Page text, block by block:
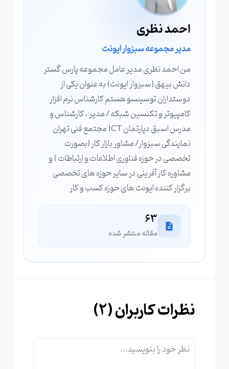
احمد نظری
مدیر مجموعه سبزوار ایونت
من احمد نظری مدیر عامل مجموعه پارس گستر
دانش بیهق (سبزوار ایونت) به عنوان یکی از
دوستداران توسینسو هستم کارشناس نرم افزار
کامپیوتر و تکنسین شبکه / مدیر ، کارشناس و
مدرس اسبق دپارتمان ICT مجتمع فنی تهران
نمایندگی سبزوار/ مشاور بازار کار (بصورت
تخصصی در حوزه فناوری اطلاعات و ارتباطات ) و
مشاوره کار آفرینی در سایر حوزه های تخصصی
برگزار کننده ایونت های حوزه کسب و کار
63
مقاله منتشر شده
نظرات کاربران (2
)